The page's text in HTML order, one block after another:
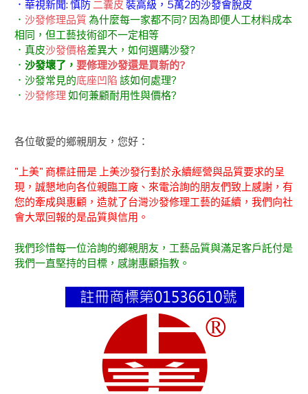
．華視新聞: 慎防 二囊皮 裝高級，5萬2的沙發會脫皮
． 沙發修理品質為什麼每一家都不同? 因為即便人工材料成本
相同，但工藝技術卻不一定相等
．真皮沙發價格差異大，如何選購沙發?
． 沙發壞了， 要修理沙發還是買新的?
．沙發常見的底座凹陷 該如何處理?
． 沙發修理 如何兼顧耐用性與價格?
各位敬愛的鄉親朋友，您好：
"上美" 商標註冊是 上美沙發行對於永續經營與品質要求的呈
現，誠懇地向各位親臨工廠、來電洽詢的朋友們致上感謝，有
您的牽成與惠顧，造就了台灣沙發修理工藝的延續，我們向社
會大眾回報的是品質與信用。
我們珍惜每一位洽詢的鄉親朋友，工藝品質與滿足客戶託付是
我們一直堅持的目標，感謝惠顧指教。